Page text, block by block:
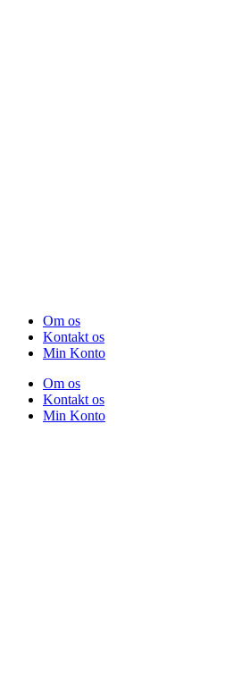
Om os
Kontakt os
Min Konto
Om os
Kontakt os
Min Konto